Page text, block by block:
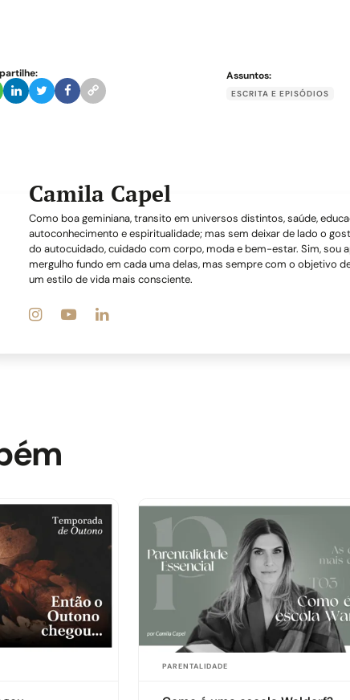
Assuntos:
ESCRITA E EPISÓDIOS
Camila Capel
Como boa geminiana, transito em universos distintos, saúde,
autoconhecimento e espiritualidade; mas sem deixar de lado o
do autocuidado, cuidado com corpo, moda e bem-estar. Sim, sou
mergulho fundo em cada uma delas, mas sempre com o objetivo
um estilo de vida mais consciente.
PARENTALIDADE